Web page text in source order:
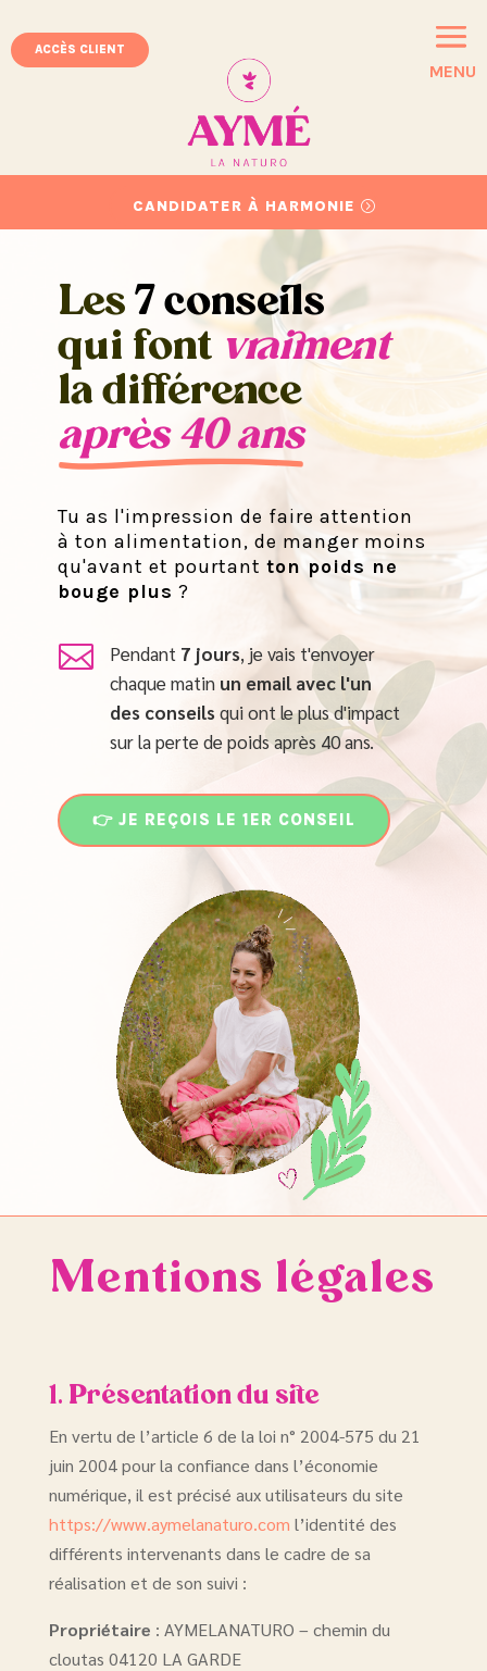
MENU
ACCÈS CLIENT
CANDIDATER À HARMONIE
Les7 conseils
qui font vraiment
la différence
après 40 ans
Tu as l'impression de faire attention
à ton alimentation, de manger moins
qu'avant et pourtantton poids ne
bouge plus ?
 Pendant 7 jours, je vais t'envoyer
chaque matin un email avec l'un
des conseils qui ont le plus d'impact
sur la perte de poids après 40 ans.
👉 JE REÇOIS LE 1ER CONSEIL
Mentions légales
1. Présentation du site
En vertu de l’article 6 de la loi n° 2004-575 du 21
juin 2004 pour la confiance dans l’économie
numérique, il est précisé aux utilisateurs du site
https://www.aymelanaturo.com l’identité des
différents intervenants dans le cadre de sa
réalisation et de son suivi :
Propriétaire : AYMELANATURO – chemin du
cloutas 04120 LA GARDE